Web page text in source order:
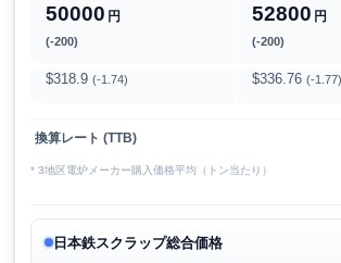
50000 円
(-200)
52800 円
(-200)
$318.9 (-1.74) $336.76 (-1.77)
換算レート (TTB)
* 3地区電炉メーカー購入価格平均（トン当たり）
日本鉄スクラップ総合価格